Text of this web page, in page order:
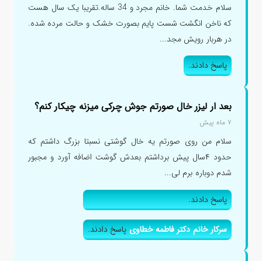
سلام خدمت شما. خانم مجرد و 34 ساله.تقریبا یک سال هست
که ناخن انگشت شست پایم بصورت خشک و حالت مرده شده.
در هربار رویش مجد...
پاسخ دادند.
بعد ار لیزر خال صورتم جوش چرکی میزنه چیکار کنم؟
۷ ماه پیش
سلام من روی صورتم یه خال گوشتی نسبتا بزرگ داشتم که
حدود ۴سال پیش برداشتم بعدش گوشت اضافه آورد و مجبور
شدم دوباره برم لی...
پاسخ دادند.
سرکار خانم دکتر فاطمه خطاویپاسخ دادند.